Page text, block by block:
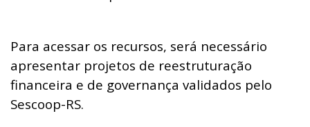
Para acessar os recursos, será necessário
apresentar projetos de reestruturação
financeira e de governança validados pelo
Sescoop-RS.